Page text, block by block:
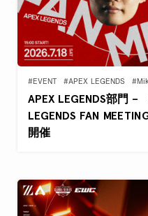
#EVENT #APEX LEGENDS
APEX LEGENDS部門 –
LEGENDS FAN
開催